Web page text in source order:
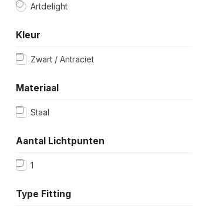
Artdelight
Kleur
Zwart / Antraciet
Materiaal
Staal
Aantal Lichtpunten
1
Type Fitting